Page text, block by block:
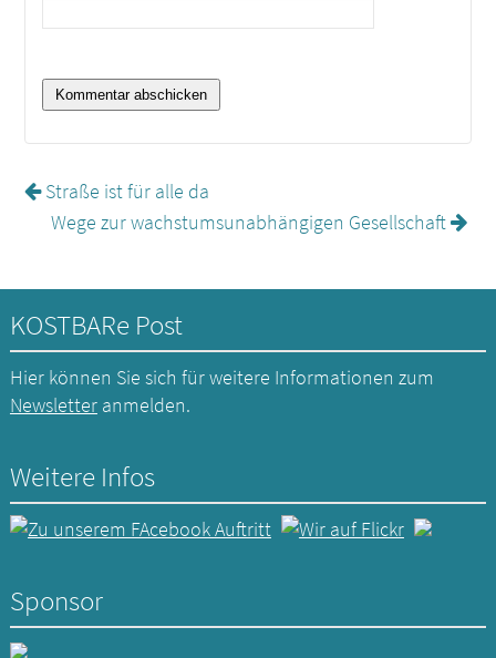
Straße ist für alle da
Wege zur wachstumsunabhängigen Gesellschaft
KOSTBARe Post
Hier können Sie sich für weitere Informationen zum
Newsletteranmelden.
Weitere Infos
Sponsor